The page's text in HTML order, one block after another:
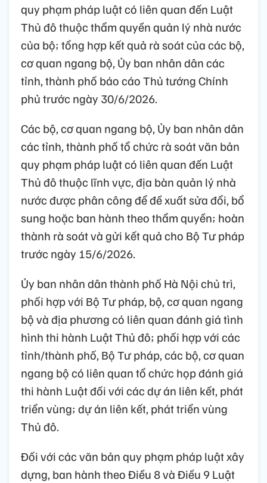
quy phạm pháp luật có liên quan đến Luật
Thủ đô thuộc thẩm quyền quản lý nhà nước
của bộ; tổng hợp kết quả rà soát của các bộ,
cơ quan ngang bộ, Ủy ban nhân dân các
tỉnh, thành phố báo cáo Thủ tướng Chính
phủ trước ngày 30/6/2026.
Các bộ, cơ quan ngang bộ, Ủy ban nhân dân
các tỉnh, thành phố tổ chức rà soát văn bản
quy phạm pháp luật có liên quan đến Luật
Thủ đô thuộc lĩnh vực, địa bàn quản lý nhà
nước được phân công để đề xuất sửa đổi, bổ
sung hoặc ban hành theo thẩm quyền; hoàn
thành rà soát và gửi kết quả cho Bộ Tư pháp
trước ngày 15/6/2026.
Ủy ban nhân dân thành phố Hà Nội chủ trì,
phối hợp với Bộ Tư pháp, bộ, cơ quan ngang
bộ và địa phương có liên quan đánh giá tình
hình thi hành Luật Thủ đô; phối hợp với các
tỉnh/thành phố, Bộ Tư pháp, các bộ, cơ quan
ngang bộ có liên quan tổ chức họp đánh giá
thi hành Luật đối với các dự án liên kết, phát
triển vùng; dự án liên kết, phát triển vùng
Thủ đô.
Đối với các văn bản quy phạm pháp luật xây
dựng, ban hành theo Điều 8 và Điều 9 Luật